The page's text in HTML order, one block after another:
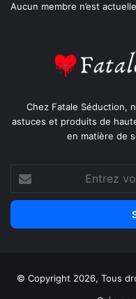
Aucun membre n’est
Chez Fatale Séduction,
astuces et produits de
en matière de
votre
adresse
© Copyright 2026, Tous